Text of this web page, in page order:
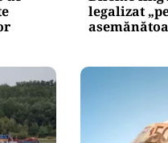
legalizat